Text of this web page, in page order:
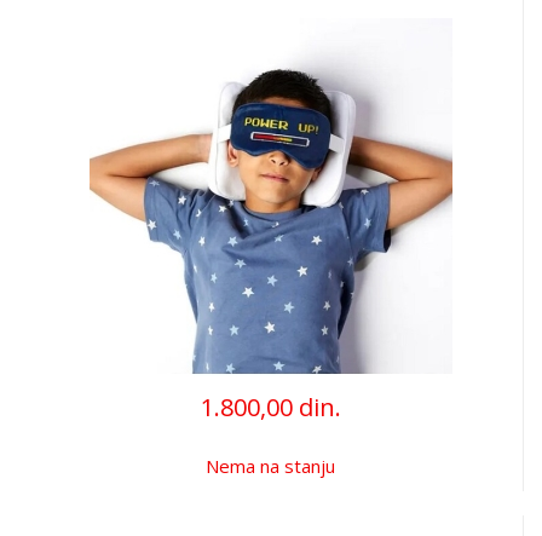
1.800,00 din.
Nema na stanju